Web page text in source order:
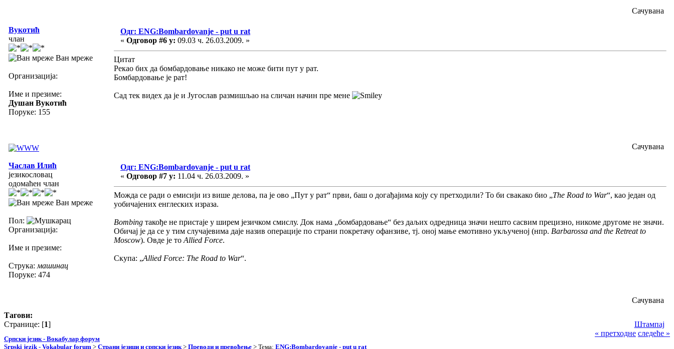
Сачувана
Вукотић
члан
Ван мреже
Организација:
Име и презиме:
Душан Вукотић
Поруке: 155
Одг: ENG:Bombardovanje - put u rat
« Одговор #6 у: 09.03 ч. 26.03.2009. »
Цитат
Рекао бих да бомбардовање никако не може бити пут у рат.
Бомбардовање је рат!
Сад тек видех да је и Југослав размишљао на сличан начин пре мене
Сачувана
Часлав Илић
језикословац
одомаћен члан
Ван мреже
Пол:
Организација:
Име и презиме:
Струка: машинац
Поруке: 474
Одг: ENG:Bombardovanje - put u rat
« Одговор #7 у: 11.04 ч. 26.03.2009. »
Можда се ради о емисији из више делова, па је ово „Пут у рат“ први, баш о догађајима коју су претходили? То би свакако био „The Road to War“, као један од
уобичајених енглеских израза.
Bombing такође не пристаје у ширем језичком смислу. Док нама „бомбардовање“ без даљих одредница значи нешто сасвим прецизно, никоме другоме не значи.
Обичај је да се у тим случајевима даје назив операције по страни покретачу офанзиве, тј. оној мање емотивно укљученој (нпр. Barbarossa and the Retreat to
Moscow). Овде је то Allied Force.
Скупа: „Allied Force: The Road to War“.
Сачувана
Тагови:
Странице: [1] Штампај
Српски језик - Вокабулар форум
Srpski jezik - Vokabular forum > Страни језици и српски језик> Преводи и превођење > Тема: ENG:Bombardovanje - put u rat
« претходне следеће »